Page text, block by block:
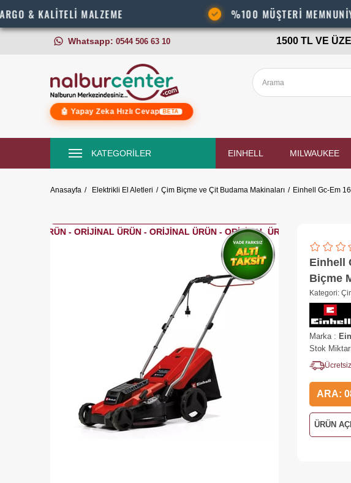
MALZEME %100 MÜŞTERİ MEMNUNİYETİ
Whatsapp: 0544 506 63 10 1500 TL VE
🤖 Yapay Zeka Hızlı Cevap BETA
KATEGORİLER EINHELL MILWAUKEE
Anasayfa Elektrikli El Aletleri Çim Biçme ve Çit Budama Makinaları Einhell Gc-Em
Einhell
Biçme
Kategori:
Marka :
Stok
ARA:
ÜRÜN